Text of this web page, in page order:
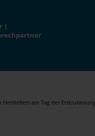
|
am Tag der